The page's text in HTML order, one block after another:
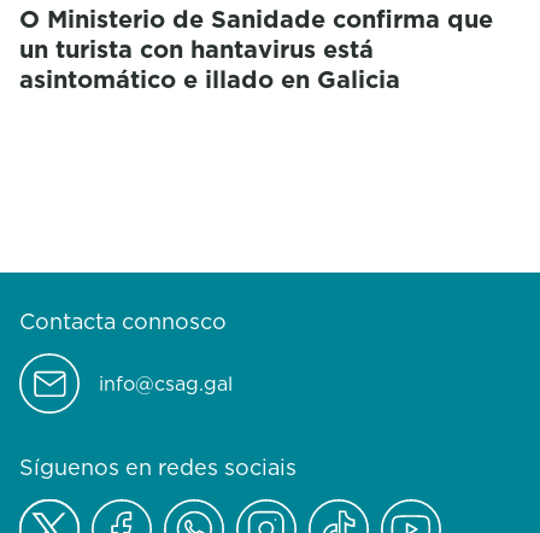
O Ministerio de Sanidade confirma que
un turista con hantavirus está
asintomático e illado en Galicia
Contacta connosco
info@csag.gal
Síguenos en redes sociais